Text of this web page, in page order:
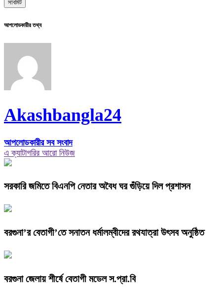
আপলোডকারীর তথ্য
Akashbangla24
আপলোডকারীর সব সংবাদ
এ ক্যাটাগরির আরো নিউজ
সরকারি জমিতে বিএনপি নেতার অবৈধ ঘর গুঁড়িয়ে দিল প্রশাসন
বরগুনা’র বেতাগী’তে সনাতন ধর্মালম্বীদের রথযাত্রা উৎসব অনুষ্ঠিত
বরগুনা জেলায় শীর্ষে বেতাগী মডেল স.প্রা.বি